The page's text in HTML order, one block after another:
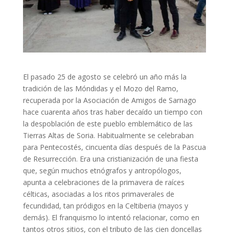
El pasado 25 de agosto se celebró un año más la
tradición de las Móndidas y el Mozo del Ramo,
recuperada por la Asociación de Amigos de Sarnago
hace cuarenta años tras haber decaído un tiempo con
la despoblación de este pueblo emblemático de las
Tierras Altas de Soria. Habitualmente se celebraban
para Pentecostés, cincuenta días después de la Pascua
de Resurrección. Era una cristianización de una fiesta
que, según muchos etnógrafos y antropólogos,
apunta a celebraciones de la primavera de raíces
célticas, asociadas a los ritos primaverales de
fecundidad, tan pródigos en la Celtiberia (mayos y
demás). El franquismo lo intentó relacionar, como en
tantos otros sitios, con el tributo de las cien doncellas